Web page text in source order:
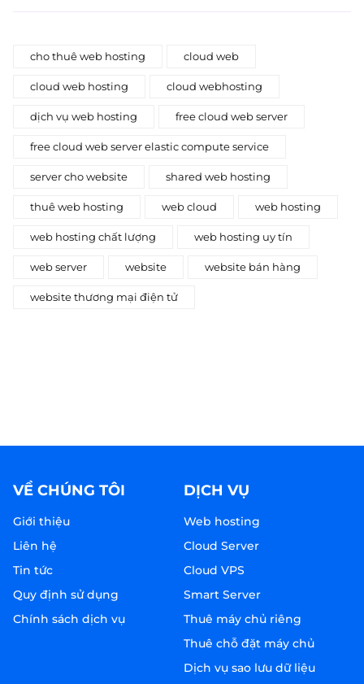
cho thuê web hosting cloud web
cloud web hosting cloud webhosting
dịch vụ web hosting free cloud web server
free cloud web server elastic compute service
server cho website shared web hosting
thuê web hosting web cloud web hosting
web hosting chất lượng web hosting uy tín
web server website website bán hàng
website thương mại điện tử
VỀ CHÚNG TÔI
Giới thiệu
Liên hệ
Tin tức
Quy định sử dụng
Chính sách dịch vụ
DỊCH VỤ
Web hosting
Cloud Server
Cloud VPS
Smart Server
Thuê máy chủ riêng
Thuê chỗ đặt máy chủ
Dịch vụ sao lưu dữ liệu